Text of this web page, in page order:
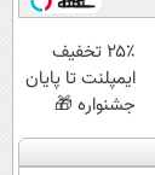
۲۵٪ تخفیف
ایمپلنت تا پایان
جشنواره 🎁